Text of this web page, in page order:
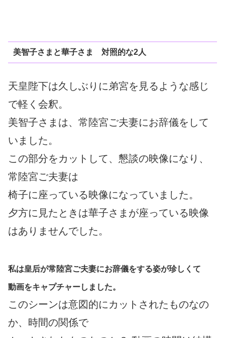
美智子さまと華子さま 対照的な2人
天皇陛下は久しぶりに弟宮を見るような感じ
で軽く会釈。
美智子さまは、常陸宮ご夫妻にお辞儀をして
いました。
この部分をカットして、懇談の映像になり、
常陸宮ご夫妻は
椅子に座っている映像になっていました。
夕方に見たときは華子さまが座っている映像
はありませんでした。
私は皇后が常陸宮ご夫妻にお辞儀をする姿が珍しくて
動画をキャプチャーしました。
このシーンは意図的にカットされたものなの
か、時間の関係で